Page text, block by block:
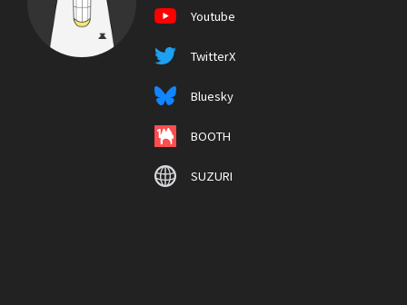
Youtube
TwitterX
Bluesky
BOOTH
SUZURI